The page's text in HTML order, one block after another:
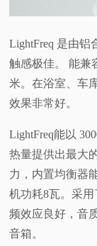
LightFreq 是由铝
触感极佳。 能兼
米。在浴室、车
效果非常好。
LightFreq能以
热量提供出最大
力，内置均衡器
机功耗8瓦。采
频效应良好，音
音箱。